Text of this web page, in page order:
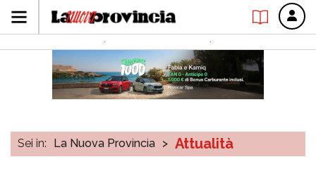
Sei in: La Nuova Provincia > Attualità